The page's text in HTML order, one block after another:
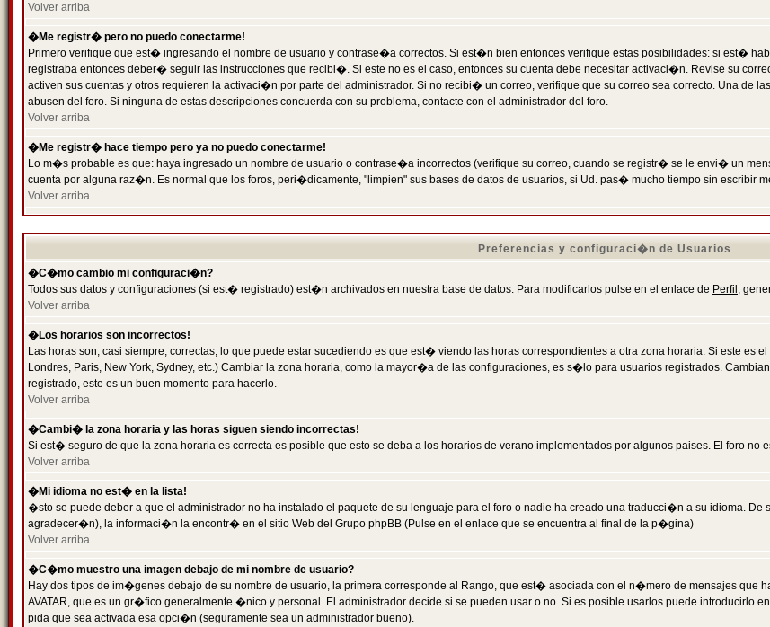
Volver arriba
�Me registr� pero no puedo conectarme!
Primero verifique que est� ingresando el nombre de usuario y contrase�a correctos. Si est�n bien entonces verifique estas posibilidades: si est�
registraba entonces deber� seguir las instrucciones que recibi�. Si este no es el caso, entonces su cuenta debe necesitar activaci�n. Revise su
activen sus cuentas y otros requieren la activaci�n por parte del administrador. Si no recibi� un correo, verifique que su correo sea correcto. Una de
abusen del foro. Si ninguna de estas descripciones concuerda con su problema, contacte con el administrador del foro.
Volver arriba
�Me registr� hace tiempo pero ya no puedo conectarme!
Lo m�s probable es que: haya ingresado un nombre de usuario o contrase�a incorrectos (verifique su correo, cuando se registr� se le envi� un
cuenta por alguna raz�n. Es normal que los foros, peri�dicamente, "limpien" sus bases de datos de usuarios, si Ud. pas� mucho tiempo sin escribir
Volver arriba
Preferencias y configuraci�n de Usuarios
�C�mo cambio mi configuraci�n?
Todos sus datos y configuraciones (si est� registrado) est�n archivados en nuestra base de datos. Para modificarlos pulse en el enlace de Perfil ,
Volver arriba
�Los horarios son incorrectos!
Las horas son, casi siempre, correctas, lo que puede estar sucediendo es que est� viendo las horas correspondientes a otra zona horaria. Si este es
Londres, Paris, New York, Sydney, etc.) Cambiar la zona horaria, como la mayor�a de las configuraciones, es s�lo para usuarios registrados.
registrado, este es un buen momento para hacerlo.
Volver arriba
�Cambi� la zona horaria y las horas siguen siendo incorrectas!
Si est� seguro de que la zona horaria es correcta es posible que esto se deba a los horarios de verano implementados por algunos paises. El foro no
Volver arriba
�Mi idioma no est� en la lista!
�sto se puede deber a que el administrador no ha instalado el paquete de su lenguaje para el foro o nadie ha creado una traducci�n a su idioma.
agradecer�n), la informaci�n la encontr� en el sitio Web del Grupo phpBB (Pulse en el enlace que se encuentra al final de la p�gina)
Volver arriba
�C�mo muestro una imagen debajo de mi nombre de usuario?
Hay dos tipos de im�genes debajo de su nombre de usuario, la primera corresponde al Rango, que est� asociada con el n�mero de mensajes que
AVATAR, que es un gr�fico generalmente �nico y personal. El administrador decide si se pueden usar o no. Si es posible usarlos puede introducirlo
pida que sea activada esa opci�n (seguramente sea un administrador bueno).